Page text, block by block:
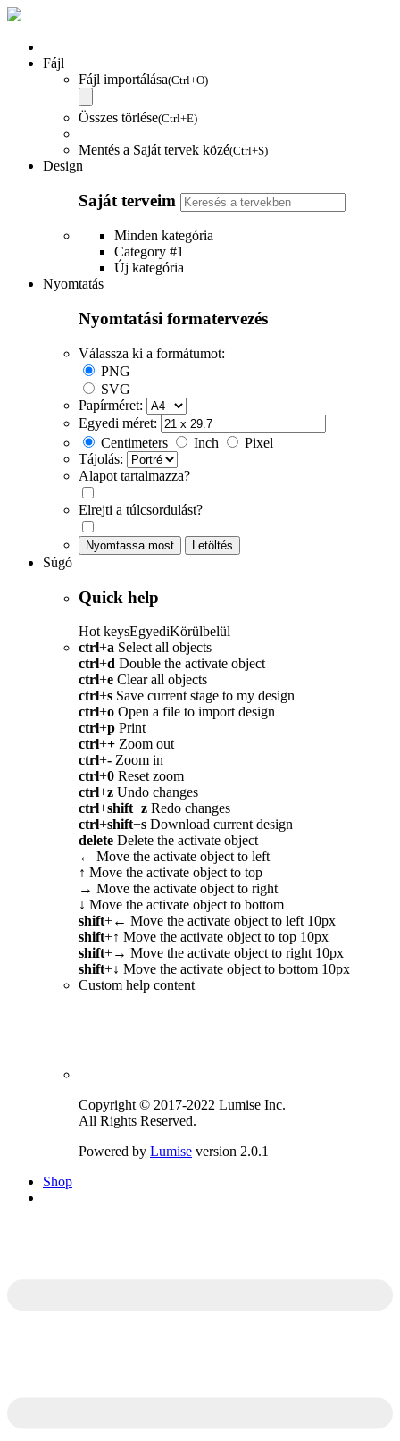
Fájl
Fájl importálása(Ctrl+O)
Összes törlése(Ctrl+E)
Mentés a Saját tervek közé(Ctrl+S)
Design
Saját terveim
Minden kategória
Category #1
Új kategória
Nyomtatás
Nyomtatási formatervezés
Válassza ki a formátumot:
PNG
SVG
Papírméret:
Egyedi méret:
Centimeters
Inch
Pixel
Tájolás:
Alapot tartalmazza?
Elrejti a túlcsordulást?
Nyomtassa most Letöltés
Súgó
Quick help
Hot keysEgyediKörülbelül
ctrl+a Select all objects
ctrl+d Double the activate object
ctrl+e Clear all objects
ctrl+s Save current stage to my design
ctrl+o Open a file to import design
ctrl+p Print
ctrl++ Zoom out
ctrl+- Zoom in
ctrl+0 Reset zoom
ctrl+z Undo changes
ctrl+shift+z Redo changes
ctrl+shift+s Download current design
delete Delete the activate object
← Move the activate object to left
↑ Move the activate object to top
→ Move the activate object to right
↓ Move the activate object to bottom
shift+← Move the activate object to left 10px
shift+↑ Move the activate object to top 10px
shift+→ Move the activate object to right 10px
shift+↓ Move the activate object to bottom 10px
Custom help content
Copyright © 2017-2022 Lumise Inc.
All Rights Reserved.
Powered by Lumise version 2.0.1
Shop